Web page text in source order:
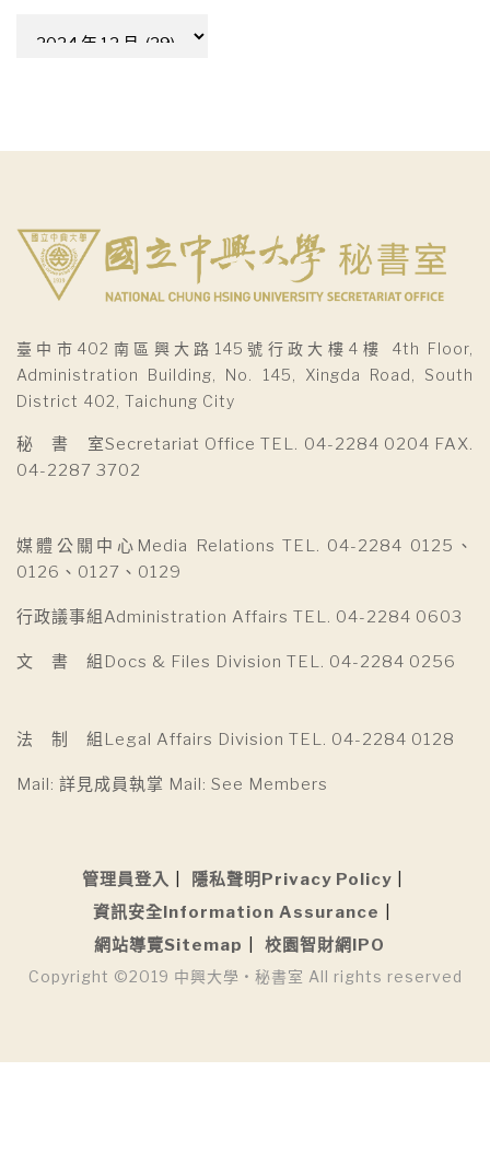
臺中市402南區興大路145號行政大樓4樓 4th Floor,
Administration Building, No. 145, Xingda Road, South
District 402, Taichung City
秘 書 室Secretariat Office TEL. 04-2284 0204 FAX.
04-2287 3702
媒體公關中心Media Relations TEL. 04-2284 0125、
0126、0127、0129
行政議事組Administration Affairs TEL. 04-2284 0603
文 書 組Docs & Files Division TEL. 04-2284 0256
法 制 組Legal Affairs Division TEL. 04-2284 0128
Mail: 詳見成員執掌 Mail: See Members
管理員登入
隱私聲明Privacy Policy
資訊安全Information Assurance
網站導覽Sitemap
校園智財網IPO
Copyright ©2019 中興大學 • 秘書室 All rights reserved